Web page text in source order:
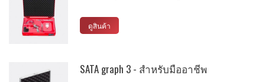
ดูสินค้า
SATA graph 3 - สำหรับมืออาชีพ